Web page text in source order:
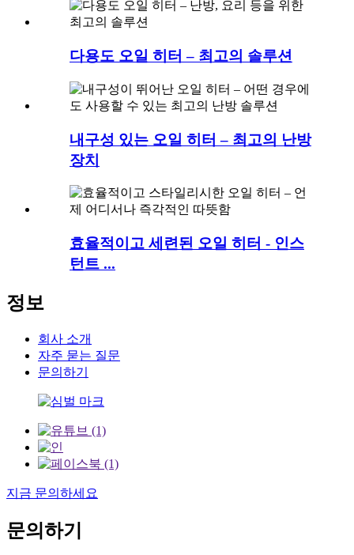
다용도 오일 히터 – 최고의 솔루션
내구성 있는 오일 히터 – 최고의 난방
장치
효율적이고 세련된 오일 히터 - 인스
턴트 ...
정보
회사 소개
자주 묻는 질문
문의하기
지금 문의하세요
문의하기